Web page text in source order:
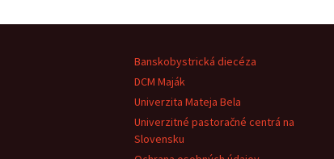
Banskobystrická diecéza
DCM Maják
Univerzita Mateja Bela
Univerzitné pastoračné centrá na
Slovensku